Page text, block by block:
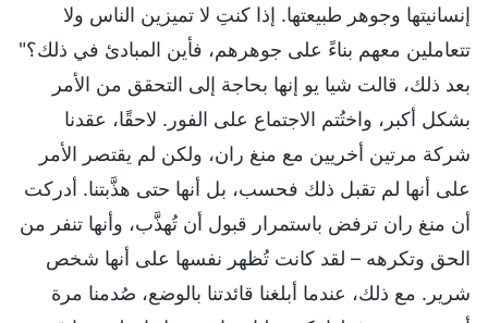
إنسانيتها وجوهر طبيعتها. إذا كنتِ لا تميزين الناس ولا
تتعاملين معهم بناءً على جوهرهم، فأين المبادئ في ذلك؟"
بعد ذلك، قالت شيا يو إنها بحاجة إلى التحقق من الأمر
بشكل أكبر، واختُتم الاجتماع على الفور. لاحقًا، عقدنا
شركة مرتين أخريين مع منغ ران، ولكن لم يقتصر الأمر
على أنها لم تقبل ذلك فحسب، بل أنها حتى هذَّبتنا. أدركت
أن منغ ران ترفض باستمرار قبول أن تُهذَّب، وأنها تنفر من
الحق وتكرهه – لقد كانت تُظهر نفسها على أنها شخص
شرير. مع ذلك، عندما أبلغنا قائدتنا بالوضع، صُدمنا مرة